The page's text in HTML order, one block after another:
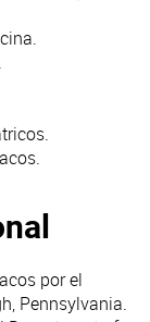
por el
Pennsylvania.